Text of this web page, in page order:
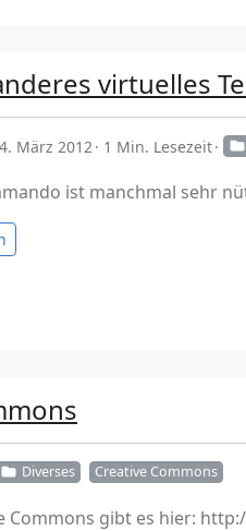
virtuelles
März 2012 1 Min. Lesezeit
ist manchmal sehr
Diverses Creative Commons
Commons gibt es hier: